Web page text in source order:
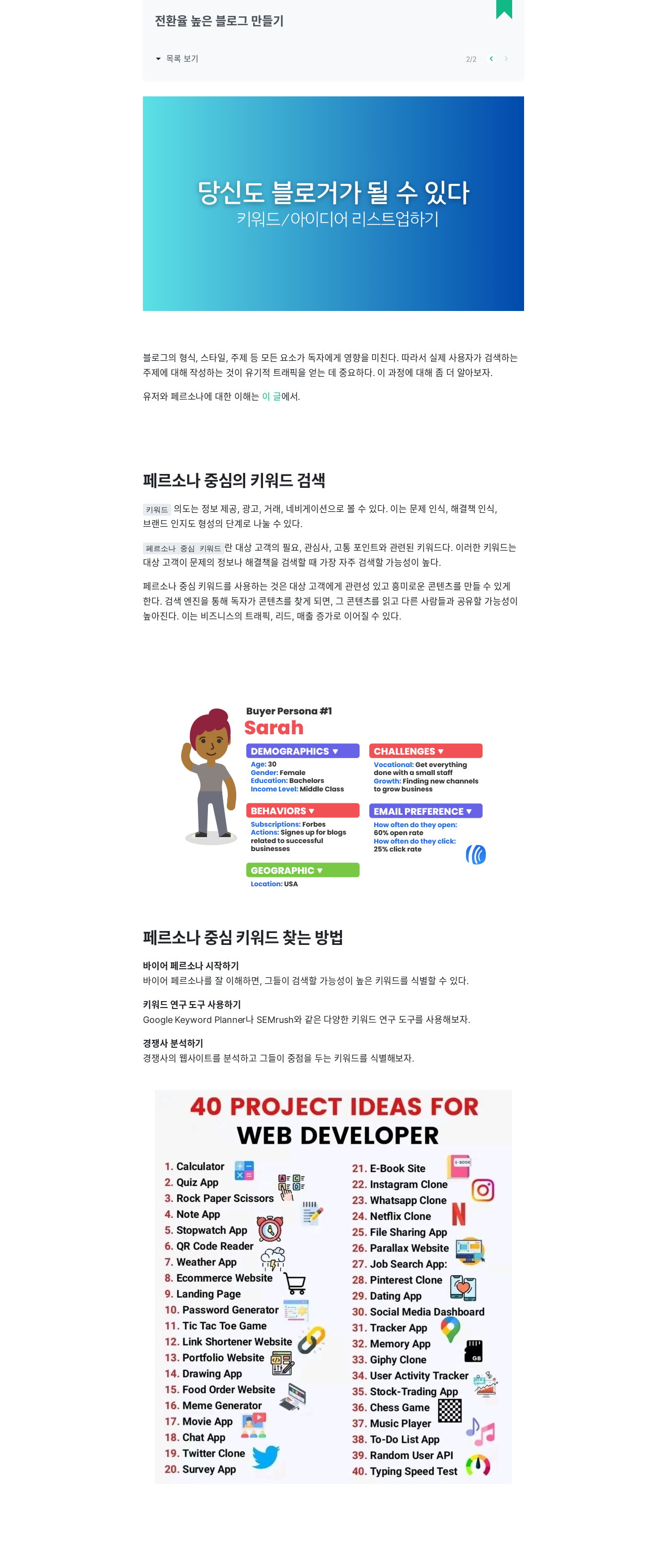
전환율 높은 블로그 만들기
목록 보기 2/2
블로그의 형식, 스타일, 주제 등 모든 요소가 독자에게 영향을 미친다. 따라서 실제 사용자가 검색하는
주제에 대해 작성하는 것이 유기적 트래픽을 얻는 데 중요하다. 이 과정에 대해 좀 더 알아보자.
유저와 페르소나에 대한 이해는 이 글에서.
페르소나 중심의 키워드 검색
키워드
의도는 정보 제공, 광고, 거래, 네비게이션으로 볼 수 있다. 이는 문제 인식, 해결책 인식,
브랜드 인지도 형성의 단계로 나눌 수 있다.
페르소나 중심 키워드 란 대상 고객의 필요, 관심사, 고통 포인트와 관련된 키워드다. 이러한 키워드는
대상 고객이 문제의 정보나 해결책을 검색할 때 가장 자주 검색할 가능성이 높다.
페르소나 중심 키워드를 사용하는 것은 대상 고객에게 관련성 있고 흥미로운 콘텐츠를 만들 수 있게
한다. 검색 엔진을 통해 독자가 콘텐츠를 찾게 되면, 그 콘텐츠를 읽고 다른 사람들과 공유할 가능성이
높아진다. 이는 비즈니스의 트래픽, 리드, 매출 증가로 이어질 수 있다.
페르소나 중심 키워드 찾는 방법
바이어 페르소나 시작하기
바이어 페르소나를 잘 이해하면, 그들이 검색할 가능성이 높은 키워드를 식별할 수 있다.
키워드 연구 도구 사용하기
Google Keyword Planner나 SEMrush와 같은 다양한 키워드 연구 도구를 사용해보자.
경쟁사 분석하기
경쟁사의 웹사이트를 분석하고 그들이 중점을 두는 키워드를 식별해보자.